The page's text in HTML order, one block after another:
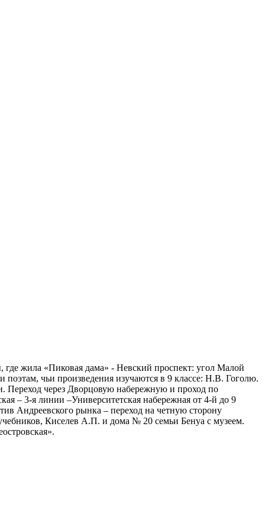
жила «Пиковая дама» - Невский проспект: угол Малой
поэтам, чьи произведения изучаются в 9 классе: Н.В. Гоголю.
Переход через Дворцовую набережную и проход по
– 3-я линии –Университетская набережная от 4-й до 9
Андреевского рынка – переход на четную сторону
Киселев А.П. и дома № 20 семьи Бенуа с музеем.